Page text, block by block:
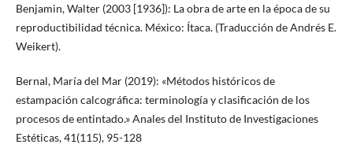
Benjamin, Walter (2003 [1936]): La obra de arte en la época de su
reproductibilidad técnica. México: Ítaca. (Traducción de Andrés E.
Weikert).
Bernal, María del Mar (2019): «Métodos históricos de
estampación calcográfica: terminología y clasificación de los
procesos de entintado.» Anales del Instituto de Investigaciones
Estéticas, 41(115), 95-128